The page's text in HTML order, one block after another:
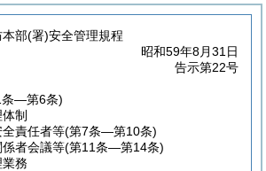
部(署)安全管理規程
昭和59年8月31日
告示第22号
条―第6条)
制
責任者等(第7条―第10条)
者会議等(第11条―第14条)
務